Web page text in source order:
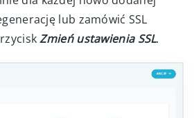
lub zamówić SSL
Zmień ustawienia SSL.